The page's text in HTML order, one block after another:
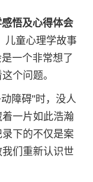
悟及心得体会
儿童心理学故事
一个非常想了
个问题。
障碍"时，没人
一片如此浩瀚
下的不仅是案
们重新认识世